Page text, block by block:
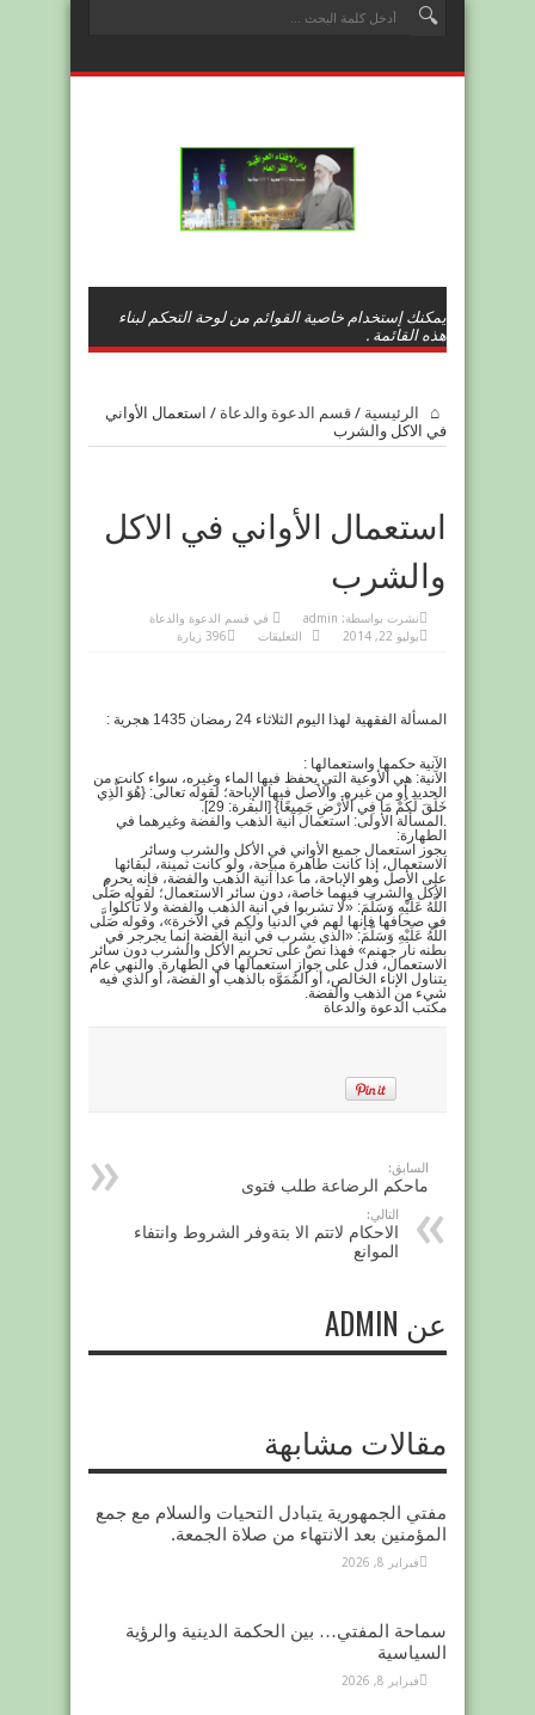
يمكنك إستخدام خاصية القوائم من لوحة التحكم لبناء
هذه القائمة .
الرئيسية / قسم الدعوة والدعاة / استعمال الأواني
في الاكل والشرب
استعمال الأواني في الاكل
والشرب
نشرت بواسطة: admin في قسم الدعوة والدعاة
يوليو 22, 2014
التعليقات
على
مغلقة
396 زيارة
المسألة الفقهية لهذا اليوم الثلاثاء 24 رمضان 1435 هجرية :
الآنية حكمها واستعمالها :
الآنية: هي الأوعية التي يحفظ فيها الماء وغيره، سواء كانت من
الحديد أو من غيره. والأصل فيها الإباحة؛ لقوله تعالى: {هُوَ الَّذِي
خَلَقَ لَكُمْ مَا فِي الْأَرْضِ جَمِيعًا} [البقرة: 29].
.المسألة الأولى: استعمال آنية الذهب والفضة وغيرهما في
الطهارة:
يجوز استعمال جميع الأواني في الأكل والشرب وسائر
الاستعمال، إذا كانت طاهرة مباحة، ولو كانت ثمينة، لبقائها
على الأصل وهو الإباحة، ما عدا آنية الذهب والفضة، فإنه يحرم
الأكل والشرب فيهما خاصة، دون سائر الاستعمال؛ لقوله صَلَّى
اللَّهُ عَلَيْهِ وَسَلَّمَ: «لا تشربوا في آنية الذهب والفضة ولا تأكلوا
في صحافها فإنها لهم في الدنيا ولكم في الآخرة»، وقوله صَلَّى
اللَّهُ عَلَيْهِ وَسَلَّمَ: «الذي يشرب في آنية الفضة إنما يجرجر في
بطنه نار جهنم» فهذا نصٌ على تحريم الأكل والشرب دون سائر
الاستعمال، فدل على جواز استعمالها في الطهارة. والنهي عام
يتناول الإناء الخالص، أو المُمَوَّه بالذهب أو الفضة، أو الذي فيه
شيء من الذهب والفضة.
مكتب الدعوة والدعاة
السابق:
ماحكم الرضاعة طلب فتوى
التالي:
الاحكام لاتتم الا بتةوفر الشروط وانتفاء
الموانع
عن ADMIN
مقالات مشابهة
مفتي الجمهورية يتبادل التحيات والسلام مع جمع
المؤمنين بعد الانتهاء من صلاة الجمعة.
فبراير 8, 2026
سماحة المفتي… بين الحكمة الدينية والرؤية
السياسية
فبراير 8, 2026